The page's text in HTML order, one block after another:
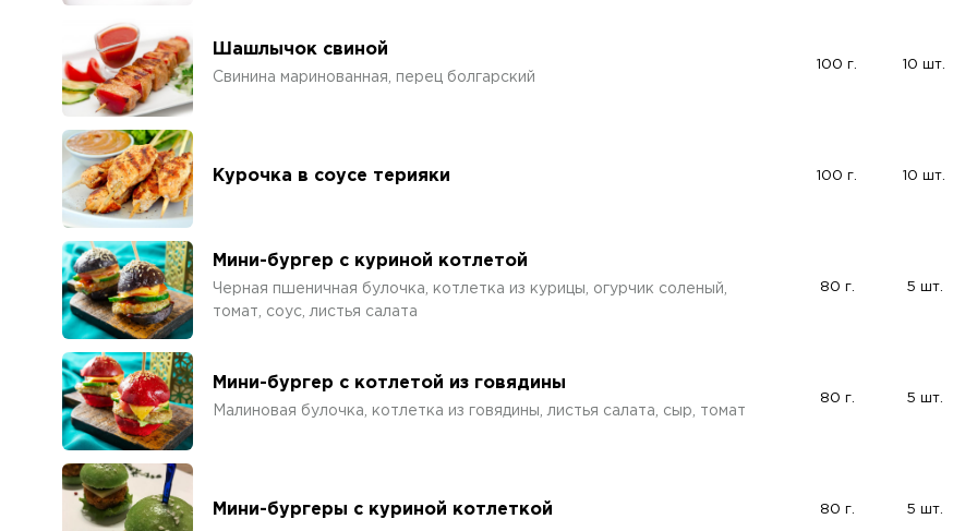
Шашлычок свиной
Свинина маринованная, перец болгарский
100 г. 10 шт.
Курочка в соусе терияки 100 г. 10 шт.
Мини-бургер с куриной котлетой
Черная пшеничная булочка, котлетка из курицы, огурчик соленый,
томат, соус, листья салата
80 г. 5 шт.
Мини-бургер с котлетой из говядины
Малиновая булочка, котлетка из говядины, листья салата, сыр, томат
80 г. 5 шт.
Мини-бургеры с куриной котлеткой 80 г. 5 шт.